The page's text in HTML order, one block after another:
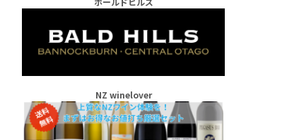
NZ winelover